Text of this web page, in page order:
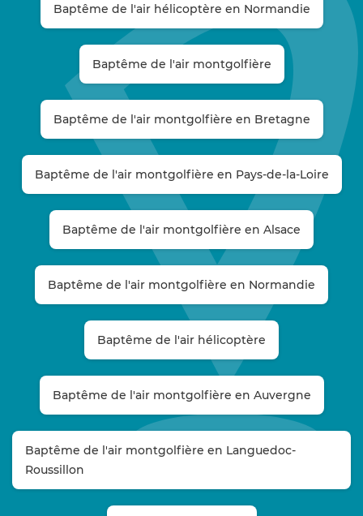
Baptême de l'air hélicoptère en Normandie
Baptême de l'air montgolfière
Baptême de l'air montgolfière en Bretagne
Baptême de l'air montgolfière en Pays-de-la-Loire
Baptême de l'air montgolfière en Alsace
Baptême de l'air montgolfière en Normandie
Baptême de l'air hélicoptère
Baptême de l'air montgolfière en Auvergne
Baptême de l'air montgolfière en Languedoc-
Roussillon